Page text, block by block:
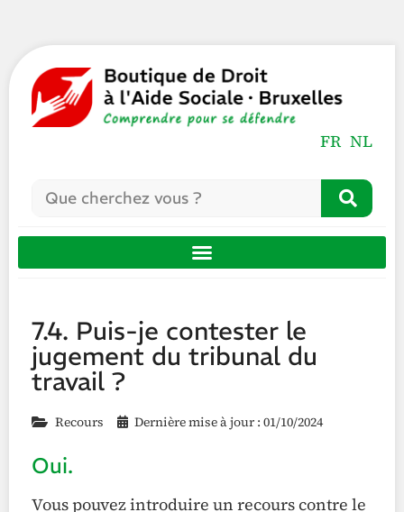
FR NL
7.4. Puis-je contester le
jugement du tribunal du
travail ?
Recours Dernière mise à jour : 01/10/2024
Oui.
Vous pouvez introduire un recours contre le